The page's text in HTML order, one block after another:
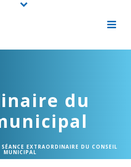
du
SÉANCE EXTRAORDINAIRE DU CONSEIL
MUNICIPAL